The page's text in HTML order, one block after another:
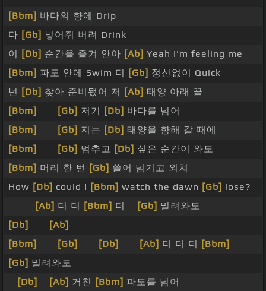
[Bbm] 바다의 향에 Drip
다 [Gb] 넣어줘 버려 Drink
이
[Db] 순간을 즐겨 안아 [Ab] Yeah I'm feeling me
[Bbm] 파도 안에 Swim 더 [Gb] 정신없이 Quick
넌 [Db] 찾아 준비됐어 저 [Ab] 태양 아래 끝
[Bbm]
[Gb] 저기 [Db] 바다를 넘어 _
[Bbm]
[Gb] 지는 [Db] 태양을 향해 갈 때에
[Bbm]
[Gb] 멈추고 [Db] 싶은 순간이 와도
[Bbm] 머리 한 번 [Gb] 쓸어 넘기고 외쳐
How [Db] could I [Bbm] watch the dawn [Gb] lose?
[Ab] 더 더 [Bbm] 더 _ [Gb] 밀려와도
[Db]
[Ab]
[Bbm]
[Gb] [Db] [Ab] 더 더 더 [Bbm]
[Gb] 밀려와도
[Db] [Ab] 거친 [Bbm] 파도를 넘어